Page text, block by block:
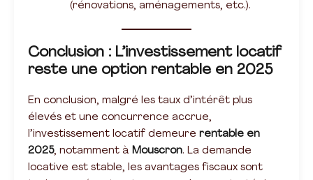
(rénovations, aménagements, etc.).
Conclusion : L’investissement locatif
reste une option rentable en 2025
En conclusion, malgré les taux d’intérêt plus
élevés et une concurrence accrue,
l’investissement locatif demeure rentable en
2025, notamment à Mouscron. La demande
locative est stable, les avantages fiscaux sont